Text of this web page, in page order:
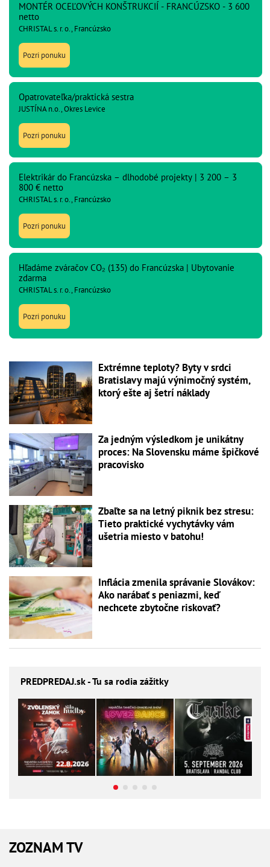
MONTÉR OCEĽOVÝCH KONŠTRUKCIÍ - FRANCÚZSKO - 3 600
netto
CHRISTAL s. r. o., Francúzsko
Pozri ponuku
Opatrovateľka/praktická sestra
JUSTÍNA n.o., Okres Levice
Pozri ponuku
Elektrikár do Francúzska – dlhodobé projekty | 3 200 – 3
800 € netto
CHRISTAL s. r. o., Francúzsko
Pozri ponuku
Hľadáme zváračov CO₂ (135) do Francúzska | Ubytovanie
zdarma
CHRISTAL s. r. o., Francúzsko
Pozri ponuku
Extrémne teploty? Byty v srdci
Bratislavy majú výnimočný systém,
ktorý ešte aj šetrí náklady
Za jedným výsledkom je unikátny
proces: Na Slovensku máme špičkové
pracovisko
Zbaľte sa na letný piknik bez stresu:
Tieto praktické vychytávky vám
ušetria miesto v batohu!
Inflácia zmenila správanie Slovákov:
Ako narábať s peniazmi, keď
nechcete zbytočne riskovať?
PREDPREDAJ.sk - Tu sa rodia zážitky
ZOZNAM TV